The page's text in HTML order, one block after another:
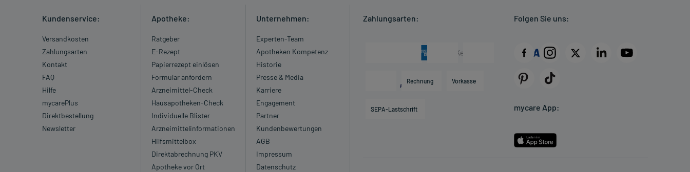
Kundenservice:
Versandkosten
Zahlungsarten
Kontakt
FAQ
Hilfe
mycarePlus
Direktbestellung
Newsletter
Apotheke:
Ratgeber
E-Rezept
Papierrezept einlösen
Formular anfordern
Arzneimittel-Check
Hausapotheken-Check
Individuelle Blister
Arzneimittelinformationen
Hilfsmittelbox
Direktabrechnung PKV
Apotheke vor Ort
Unternehmen:
Experten-Team
Apotheken Kompetenz
Historie
Presse & Media
Karriere
Engagement
Partner
Kundenbewertungen
AGB
Impressum
Datenschutz
Zahlungsarten:
Rechnung Vorkasse
SEPA-Lastschrift
Folgen Sie uns:
mycare App: